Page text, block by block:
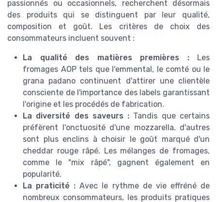
passionnés ou occasionnels, recherchent désormais
des produits qui se distinguent par leur qualité,
composition et goût. Les critères de choix des
consommateurs incluent souvent :
La qualité des matières premières :Les
fromages AOP tels que l'emmental, le comté ou le
grana padano continuent d'attirer une clientèle
consciente de l'importance des labels garantissant
l'origine et les procédés de fabrication.
La diversité des saveurs : Tandis que certains
préfèrent l'onctuosité d'une mozzarella, d'autres
sont plus enclins à choisir le goût marqué d'un
cheddar rouge râpé. Les mélanges de fromages,
comme le "mix râpé", gagnent également en
popularité.
La praticité : Avec le rythme de vie effréné de
nombreux consommateurs, les produits pratiques